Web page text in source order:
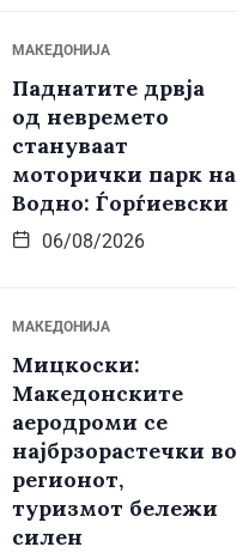
МАКЕДОНИЈА
Паднатите дрвја
од невремето
стануваат
моторички парк на
Водно: Ѓорѓиевски
06/08/2026
МАКЕДОНИЈА
Мицкоски:
Македонските
аеродроми се
најбрзорастечки во
регионот,
туризмот бележи
силен